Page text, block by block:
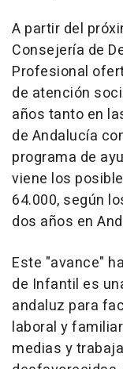
A partir del
Consejería de
Profesional
de atención
años tanto en
de Andalucía
programa de
viene los
64.000, según
dos años en
Este "avance"
de Infantil es
andaluz para
laboral y
medias y